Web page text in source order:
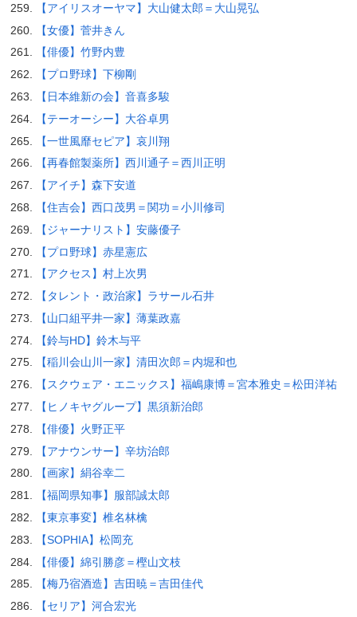
【アイリスオーヤマ】大山健太郎＝大山晃弘
【女優】菅井きん
【俳優】竹野内豊
【プロ野球】下柳剛
【日本維新の会】音喜多駿
【テーオーシー】大谷卓男
【一世風靡セピア】哀川翔
【再春館製薬所】西川通子＝西川正明
【アイチ】森下安道
【住吉会】西口茂男＝関功＝小川修司
【ジャーナリスト】安藤優子
【プロ野球】赤星憲広
【アクセス】村上次男
【タレント・政治家】ラサール石井
【山口組平井一家】薄葉政嘉
【鈴与HD】鈴木与平
【稲川会山川一家】清田次郎＝内堀和也
【スクウェア・エニックス】福嶋康博＝宮本雅史＝松田洋祐
【ヒノキヤグループ】黒須新治郎
【俳優】火野正平
【アナウンサー】辛坊治郎
【画家】絹谷幸二
【福岡県知事】服部誠太郎
【東京事変】椎名林檎
【SOPHIA】松岡充
【俳優】綿引勝彦＝樫山文枝
【梅乃宿酒造】吉田暁＝吉田佳代
【セリア】河合宏光